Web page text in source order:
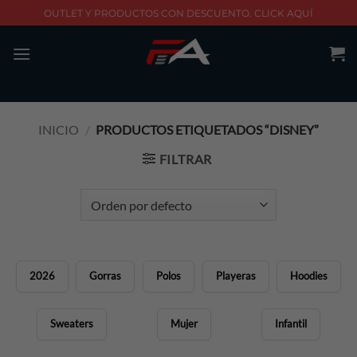
to
content
OUTLET Y PRODUCTOS CON DESCUENTO. CLICK AQUÍ
INICIO / PRODUCTOS ETIQUETADOS “DISNEY”
FILTRAR
2026 Gorras Polos Playeras Hoodies
Sweaters Mujer Infantil